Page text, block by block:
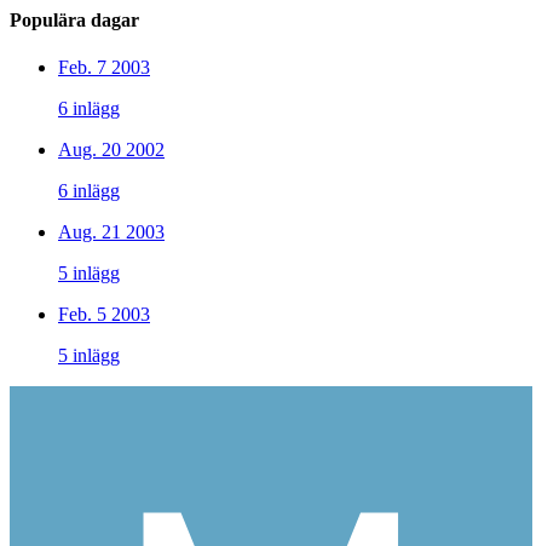
Populära dagar
Feb. 7 2003
6 inlägg
Aug. 20 2002
6 inlägg
Aug. 21 2003
5 inlägg
Feb. 5 2003
5 inlägg